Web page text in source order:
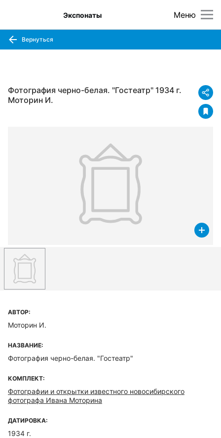
Меню
Экспонаты
Вернуться
Фотография черно-белая. "Гостеатр" 1934 г.
Моторин И.
АВТОР:
Моторин И.
НАЗВАНИЕ:
Фотография черно-белая. "Гостеатр"
КОМПЛЕКТ:
Фотографии и открытки известного новосибирского
фотографа Ивана Моторина
ДАТИРОВКА:
1934 г.